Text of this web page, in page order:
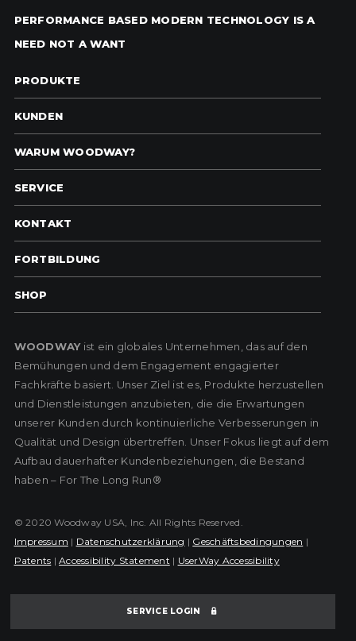
PERFORMANCE BASED MODERN TECHNOLOGY IS A
NEED NOT A WANT
PRODUKTE
KUNDEN
WARUM WOODWAY?
SERVICE
KONTAKT
FORTBILDUNG
SHOP
WOODWAYist ein globales Unternehmen, das auf den
Bemühungen und dem Engagement engagierter
Fachkräfte basiert. Unser Ziel ist es, Produkte herzustellen
und Dienstleistungen anzubieten, die die Erwartungen
unserer Kunden durch kontinuierliche Verbesserungen in
Qualität und Design übertreffen. Unser Fokus liegt auf dem
Aufbau dauerhafter Kundenbeziehungen, die Bestand
haben – For The Long Run®
© 2020 Woodway USA, Inc. All Rights Reserved.
Impressum | Datenschutzerklärung | Geschäftsbedingungen |
Patents |Accessibility Statement | UserWay Accessibility
SERVICE LOGIN